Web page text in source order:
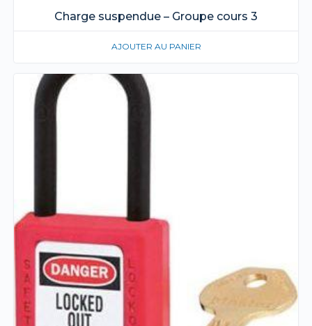
Charge suspendue – Groupe cours 3
AJOUTER AU PANIER